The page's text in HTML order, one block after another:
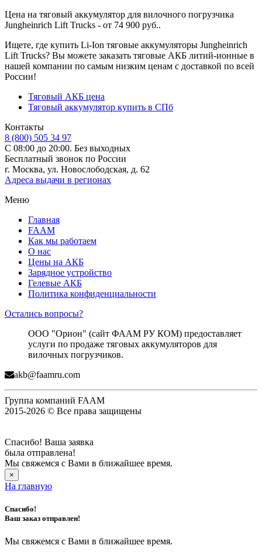
Цена на тяговый аккумулятор для вилочного погрузчика
Jungheinrich Lift Trucks - от 74 900 руб..
Ищете, где купить Li-Ion тяговые аккумуляторы Jungheinrich
Lift Trucks? Вы можете заказать тяговые АКБ литий-ионные в
нашей компании по самым низким ценам с доставкой по всей
России!
Тяговый АКБ цена
Тяговый аккумулятор купить в СПб
Контакты
8 (800) 505 34 97
С 08:00 до 20:00. Без выходных
Бесплатный звонок по России
г. Москва, ул. Новослободская, д. 62
Адреса выдачи в регионах
Меню
Главная
FAAM
Как мы работаем
О нас
Цены на АКБ
Зарядное устройство
Гелевые АКБ
Политика конфиденциальности
Остались вопросы?
ООО "Орион" (сайт ФААМ РУ КОМ) предоставляет
услуги по продаже тяговых аккумуляторов для
вилочных погрузчиков.
akb@faamru.com
Группа компаний FAAM
2015-2026 © Все права защищены
Спасибо! Ваша заявка
была отправлена!
Мы свяжемся с Вами в ближайшее время.
×
На главную
Спасибо!
Ваш заказ отправлен!
Мы свяжемся с Вами в ближайшее время.